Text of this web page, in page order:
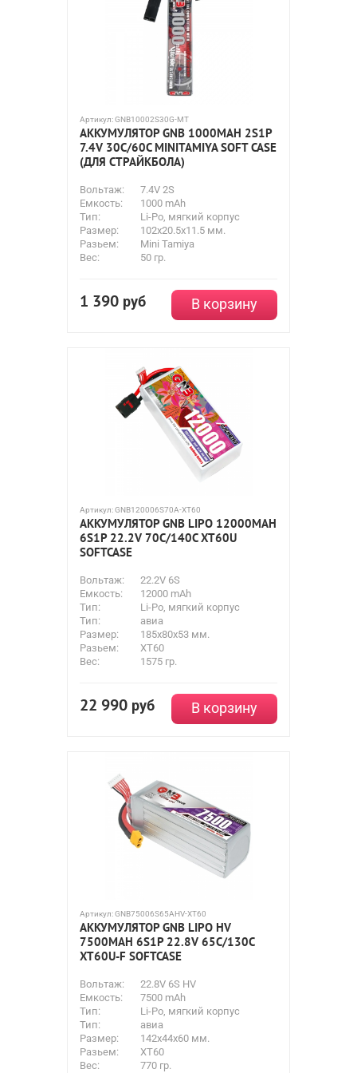
Артикул:GNB10002S30G-MT
АККУМУЛЯТОР GNB 1000MAH 2S1P
7.4V 30С/60C MINITAMIYA SOFT CASE
(ДЛЯ СТРАЙКБОЛА)
Вольтаж:
7.4V 2S
Емкость:
1000 mAh
Тип:
Li-Po, мягкий корпус
Размер:
102x20.5x11.5 мм.
Разьем:
Mini Tamiya
Вес:
50 гр.
1 390 руб В корзину
Артикул:GNB120006S70A-XT60
АККУМУЛЯТОР GNB LIPO 12000MAH
6S1P 22.2V 70С/140C XT60U
SOFTCASE
Вольтаж:
22.2V 6S
Емкость:
12000 mAh
Тип:
Li-Po, мягкий корпус
Тип:
авиа
Размер:
185x80x53 мм.
Разьем:
XT60
Вес:
1575 гр.
22 990 руб В корзину
Артикул:GNB75006S65AHV-XT60
АККУМУЛЯТОР GNB LIPO HV
7500MAH 6S1P 22.8V 65С/130C
XT60U-F SOFTCASE
Вольтаж:
22.8V 6S HV
Емкость:
7500 mAh
Тип:
Li-Po, мягкий корпус
Тип:
авиа
Размер:
142x44x60 мм.
Разьем:
XT60
Вес:
770 гр.